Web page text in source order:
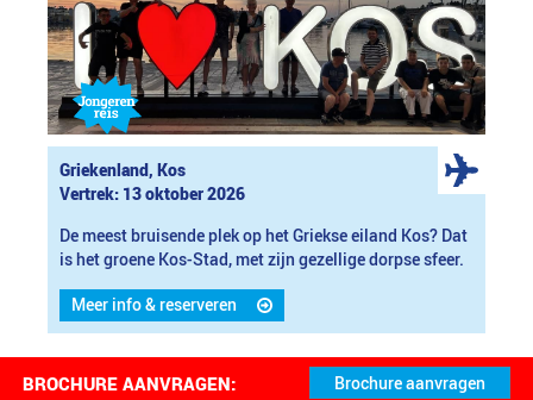
Griekenland, Kos
Vertrek: 13 oktober 2026
De meest bruisende plek op het Griekse eiland Kos? Dat
is het groene Kos-Stad, met zijn gezellige dorpse sfeer.
Meer info & reserveren
BROCHURE AANVRAGEN: